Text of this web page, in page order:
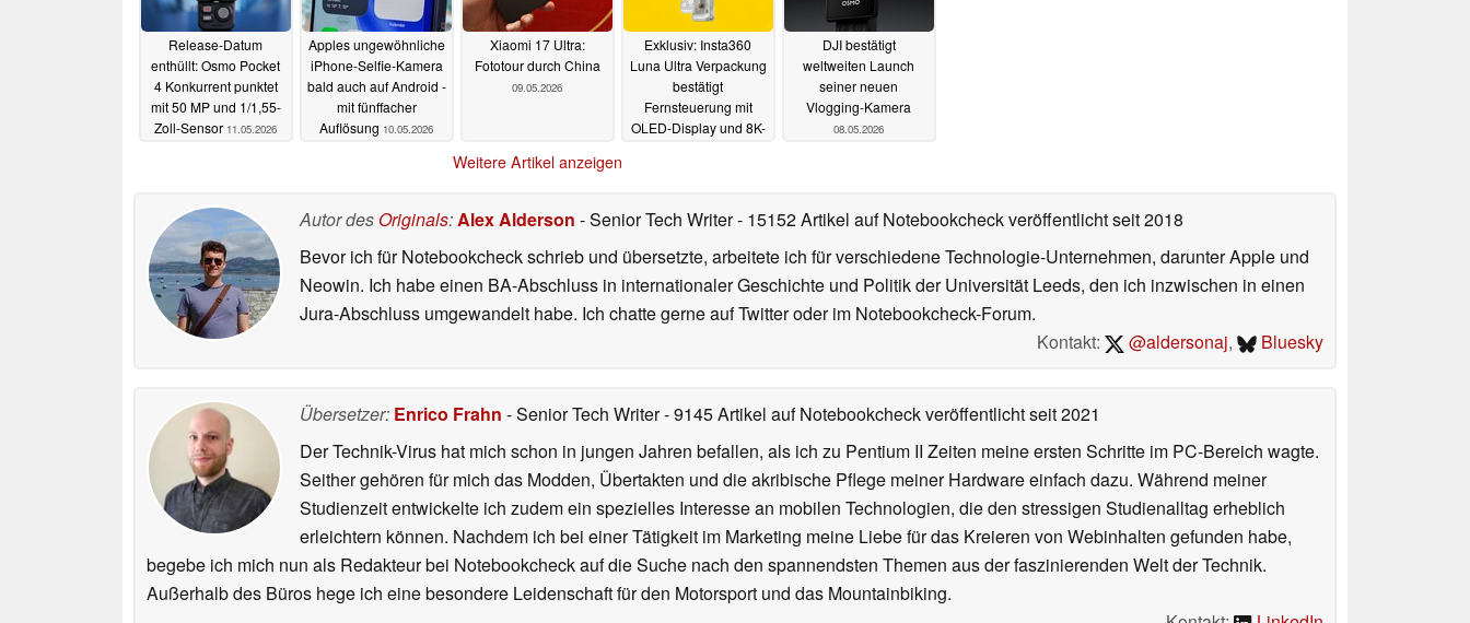
Release-Datum
enthüllt: Osmo Pocket
4 Konkurrent punktet
mit 50 MP und 1/1,55-
Zoll-Sensor 11.05.2026
Apples ungewöhnliche
iPhone-Selfie-Kamera
bald auch auf Android -
mit fünffacher
Auflösung 10.05.2026
Xiaomi 17 Ultra:
Fototour durch China
09.05.2026
Exklusiv: Insta360
Luna Ultra Verpackung
bestätigt
Fernsteuerung mit
OLED-Display und 8K-
DJI bestätigt
weltweiten Launch
seiner neuen
Vlogging-Kamera
08.05.2026
Weitere Artikel anzeigen
Autor des Originals:Alex Alderson - Senior Tech Writer- 15152 Artikel auf Notebookcheck veröffentlichtseit 2018
Bevor ich für Notebookcheck schrieb und übersetzte, arbeitete ich für verschiedene Technologie-Unternehmen, darunter Apple und
Neowin. Ich habe einen BA-Abschluss in internationaler Geschichte und Politik der Universität Leeds, den ich inzwischen in einen
Jura-Abschluss umgewandelt habe. Ich chatte gerne auf Twitter oder im Notebookcheck-Forum.
Kontakt:
@aldersonaj, Bluesky
Übersetzer: Enrico Frahn - Senior Tech Writer- 9145 Artikel auf Notebookcheck veröffentlichtseit 2021
Der Technik-Virus hat mich schon in jungen Jahren befallen, als ich zu Pentium II Zeiten meine ersten Schritte im PC-Bereich wagte.
Seither gehören für mich das Modden, Übertakten und die akribische Pflege meiner Hardware einfach dazu. Während meiner
Studienzeit entwickelte ich zudem ein spezielles Interesse an mobilen Technologien, die den stressigen Studienalltag erheblich
erleichtern können. Nachdem ich bei einer Tätigkeit im Marketing meine Liebe für das Kreieren von Webinhalten gefunden habe,
begebe ich mich nun als Redakteur bei Notebookcheck auf die Suche nach den spannendsten Themen aus der faszinierenden Welt der Technik.
Außerhalb des Büros hege ich eine besondere Leidenschaft für den Motorsport und das Mountainbiking.